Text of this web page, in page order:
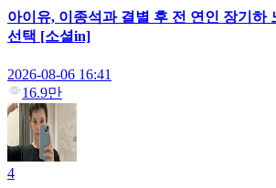
아이유, 이종석과 결별 후 전 연인 장기하
선택 [소셜in]
2026-08-06 16:41
16.9만
4